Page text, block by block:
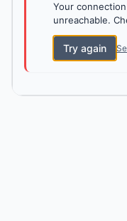
Your
unreachable.
Try again